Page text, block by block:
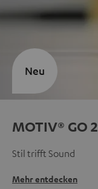
MOTIV® GO 2
Stil trifft Sound
Mehr entdecken
Neu